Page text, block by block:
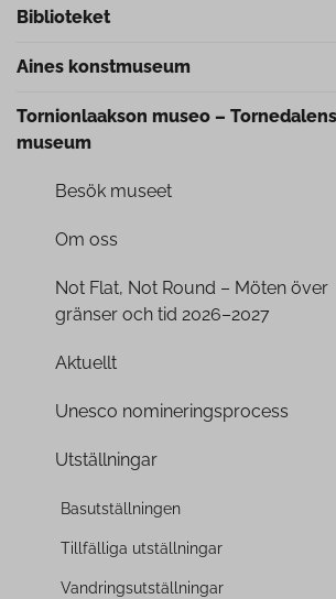
Biblioteket
Aines konstmuseum
Tor­nion­laak­son museo – Tornedalens
museum
Besök museet
Om oss
Not Flat, Not Round – Möten över
gränser och tid 2026–2027
Aktuellt
Unesco no­mi­ne­ringsprocess
Uts­täll­nin­gar
Ba­suts­täll­nin­gen
Tillfälliga uts­täll­nin­gar
Vandring­suts­täll­nin­gar